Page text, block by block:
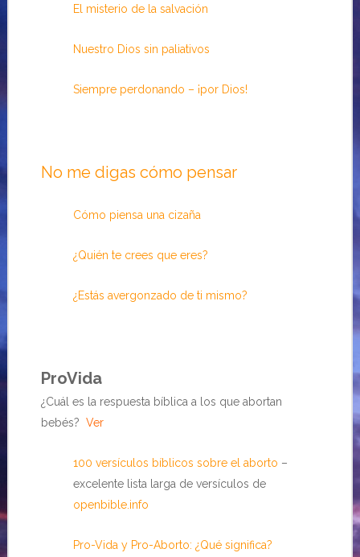
El misterio de la salvación
Nuestro Dios sin paliativos
Siempre perdonando – ¡por Dios!
No me digas cómo pensar
Cómo piensa una cizaña
¿Quién te crees que eres?
¿Estás avergonzado de ti mismo?
ProVida
¿Cuál es la respuesta bíblica a los que abortan
bebés? Ver
100 versículos bíblicos sobre el aborto –
excelente lista larga de versículos de
openbible.info
Pro-Vida y Pro-Aborto: ¿Qué significa?